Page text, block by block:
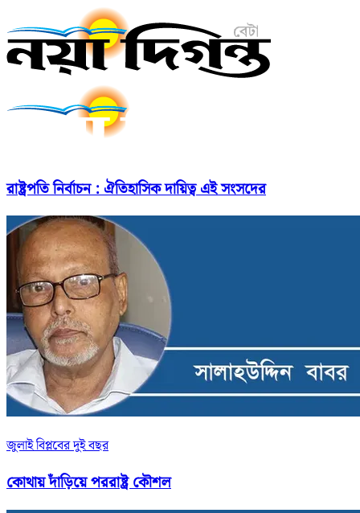
রাষ্ট্রপতি নির্বাচন : ঐতিহাসিক দায়িত্ব এই সংসদের
জুলাই বিপ্লবের দুই বছর
কোথায় দাঁড়িয়ে পররাষ্ট্র কৌশল